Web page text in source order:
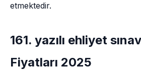
etmektedir.
161. yazılı ehliyet
Fiyatları 2025